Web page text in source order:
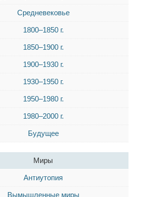
Средневековье
1800–1850 г.
1850–1900 г.
1900–1930 г.
1930–1950 г.
1950–1980 г.
1980–2000 г.
Будущее
Миры
Антиутопия
Вымышленные миры